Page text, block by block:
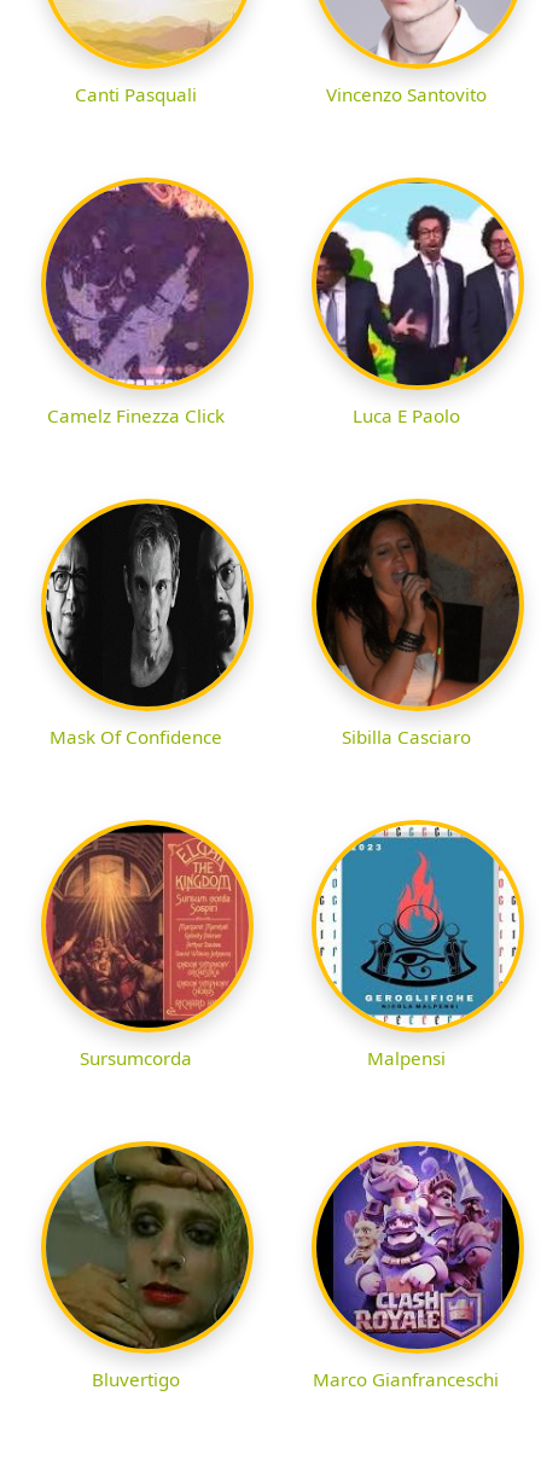
Canti Pasquali Vincenzo Santovito
Camelz Finezza Click Luca E Paolo
Mask Of Confidence Sibilla Casciaro
Sursumcorda Malpensi
Bluvertigo Marco Gianfranceschi